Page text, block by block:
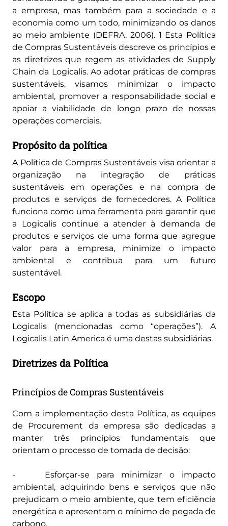
a empresa, mas também para a sociedade e a
economia como um todo, minimizando os danos
ao meio ambiente (DEFRA, 2006). 1 Esta Política
de Compras Sustentáveis descreve os princípios e
as diretrizes que regem as atividades de Supply
Chain da Logicalis. Ao adotar práticas de compras
sustentáveis, visamos minimizar o impacto
ambiental, promover a responsabilidade social e
apoiar a viabilidade de longo prazo de nossas
operações comerciais.
Propósito da política
A Política de Compras Sustentáveis visa orientar a
organização na integração de práticas
sustentáveis em operações e na compra de
produtos e serviços de fornecedores. A Política
funciona como uma ferramenta para garantir que
a Logicalis continue a atender à demanda de
produtos e serviços de uma forma que agregue
valor para a empresa, minimize o impacto
ambiental e contribua para um futuro
sustentável.
Escopo
Esta Política se aplica a todas as subsidiárias da
Logicalis (mencionadas como “operações”). A
Logicalis Latin America é uma destas subsidiárias.
Diretrizes da Política
Princípios de Compras Sustentáveis
Com a implementação desta Política, as equipes
de Procurement da empresa são dedicadas a
manter três princípios fundamentais que
orientam o processo de tomada de decisão:
- Esforçar-se para minimizar o impacto
ambiental, adquirindo bens e serviços que não
prejudicam o meio ambiente, que tem eficiência
energética e apresentam o mínimo de pegada de
carbono.